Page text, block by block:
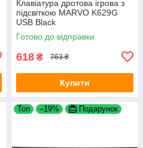
Клавіатура дротова ігрова з
підсвіткою MARVO K629G
USB Black
Готово до відправки
618 ₴ 763 ₴
Купити
Топ –19% Подарунок